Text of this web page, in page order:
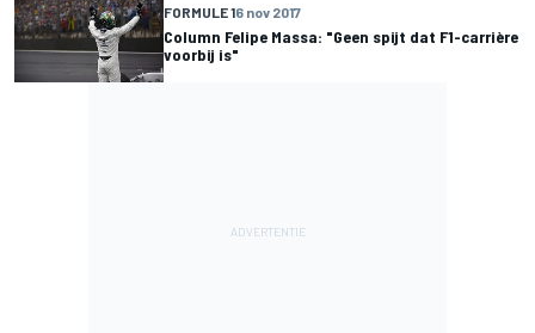
FORMULE 16 nov 2017
Column Felipe Massa: "Geen spijt dat F1-carrière
voorbij is"